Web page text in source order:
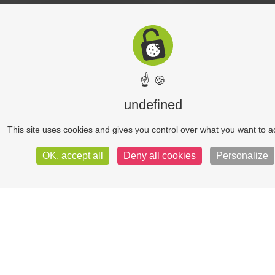
☝ 🍪
undefined
This site uses cookies and gives you control over what you want to
OK, accept all Deny all cookies Personalize